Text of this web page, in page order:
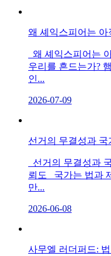
왜 셰익스피어는 아
왜 셰익스피어는
우리를 흔드는가?
인...
2026-07-09
선거의 무결성과 국
선거의 무결성과
뢰도 국가는 법과
만...
2026-06-08
사무엘 러더퍼드: